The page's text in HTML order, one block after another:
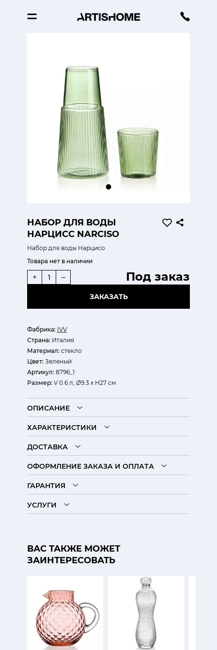
НАБОР ДЛЯ ВОДЫ
НАРЦИСС NARCISO
Набор для воды Нарцисо
Фабрика: IVV
Страна: Италия
Материал: стекло
Цвет: Зеленый
Артикул: 8796_1
Размер: V 0.6 л, Ø9.3 х Н27 см
Товара нет в наличии
Под заказ
+ –
ЗАКАЗАТЬ
ОПИСАНИЕ
ХАРАКТЕРИСТИКИ
ДОСТАВКА
ОФОРМЛЕНИЕ ЗАКАЗА И ОПЛАТА
ГАРАНТИЯ
УСЛУГИ
ВАС ТАКЖЕ МОЖЕТ
ЗАИНТЕРЕСОВАТЬ